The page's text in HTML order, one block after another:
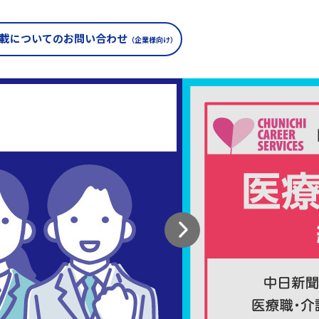
についてのお問い合わせ （企業様向け）